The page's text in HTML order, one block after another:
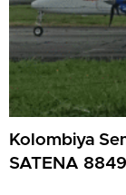
Kolombiya
SATENA 8849